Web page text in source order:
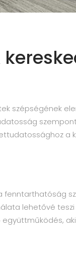
szépségének
a
fenntarthatóság
lehetővé